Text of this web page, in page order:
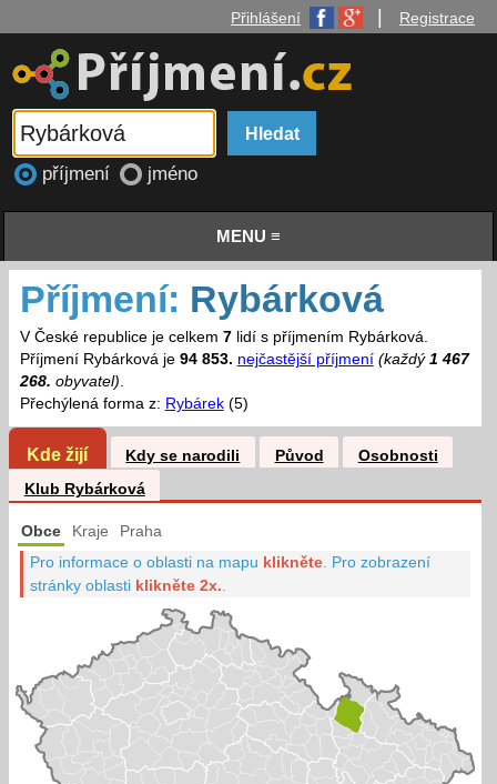
Přihlášení Registrace
příjmení jméno
MENU ≡
Příjmení: Rybárková
V České republice je celkem 7lidí s příjmením Rybárková.
Příjmení Rybárková je 94 853. nejčastější příjmení (každý 1 467
268. obyvatel).
Přechýlená forma z: Rybárek(5)
Kde žijí Kdy se narodili Původ
Osobnosti
Klub Rybárková
Obce Kraje Praha
Pro informace o oblasti na mapu klikněte Pro zobrazení
stránky oblasti klikněte 2x.